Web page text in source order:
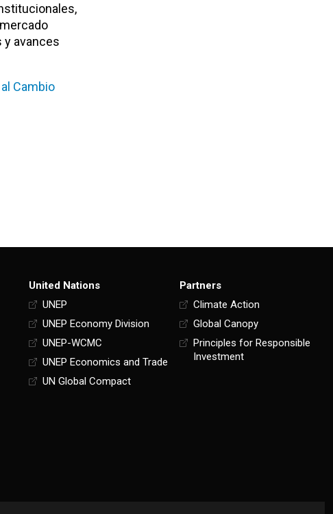
y avances
Cambio
United Nations
UNEP
UNEP Economy Division
UNEP-WCMC
UNEP Economics and Trade
UN Global Compact
Partners
Climate Action
Global Canopy
Principles for Responsible
Investment